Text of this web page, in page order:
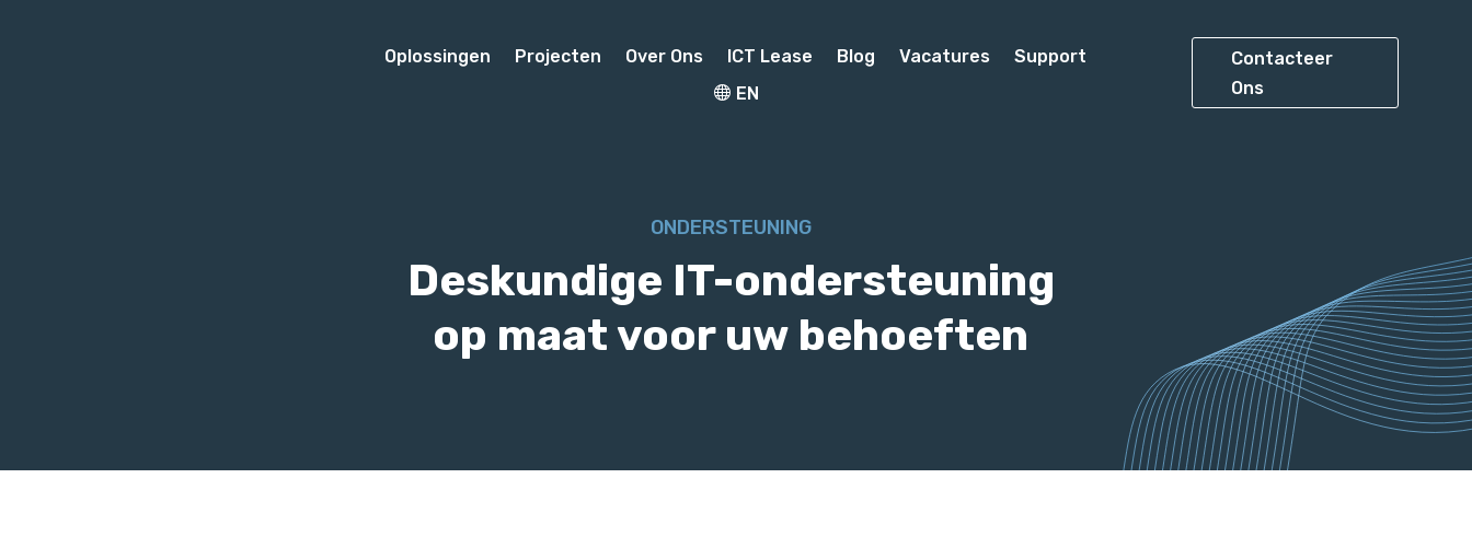
Oplossingen Projecten Over Ons ICT Lease Blog Vacatures
Support
EN
Contacteer
Ons
ONDERSTEUNING
Deskundige IT-ondersteuning
op maat voor uw behoeften